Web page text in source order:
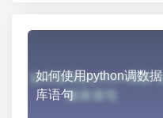
如何使用python调数据
库语句